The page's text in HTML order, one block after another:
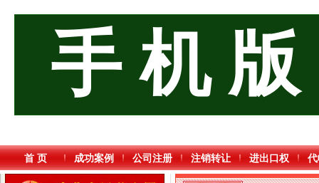
手 机 版
首 页 成功案例 公司注册 注销转让 进出口权